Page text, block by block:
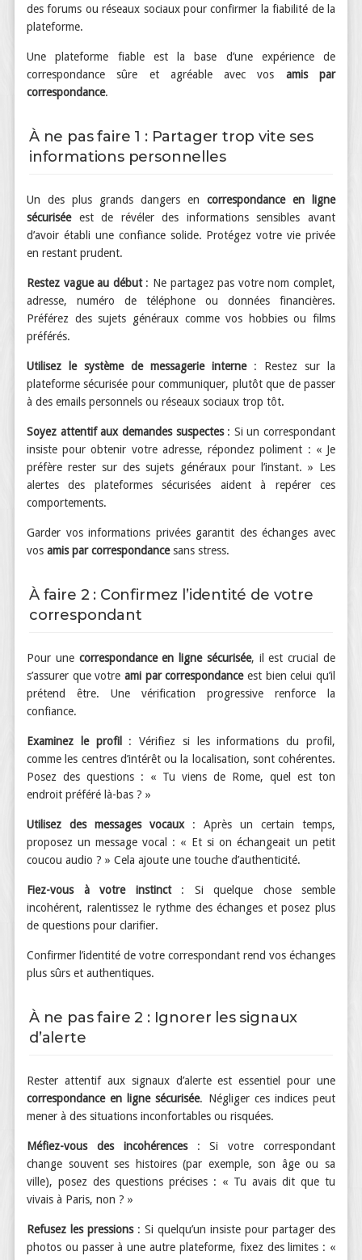
des forums ou réseaux sociaux pour confirmer la fiabilité de la
plateforme.
Une plateforme fiable est la base d’une expérience de
correspondance sûre et agréable avec vos amis par
correspondance.
À ne pas faire 1 : Partager trop vite ses
informations personnelles
Un des plus grands dangers en correspondance en ligne
sécuriséeest de révéler des informations sensibles avant
d’avoir établi une confiance solide. Protégez votre vie privée
en restant prudent.
Restez vague au début: Ne partagez pas votre nom complet,
adresse, numéro de téléphone ou données financières.
Préférez des sujets généraux comme vos hobbies ou films
préférés.
Utilisez le système de messagerie interne: Restez sur la
plateforme sécurisée pour communiquer, plutôt que de passer
à des emails personnels ou réseaux sociaux trop tôt.
Soyez attentif aux demandes suspectes: Si un correspondant
insiste pour obtenir votre adresse, répondez poliment : « Je
préfère rester sur des sujets généraux pour l’instant. » Les
alertes des plateformes sécurisées aident à repérer ces
comportements.
Garder vos informations privées garantit des échanges avec
vos amis par correspondancesans stress.
À faire 2 : Confirmez l’identité de votre
correspondant
Pour une correspondance en ligne sécurisée, il est crucial de
s’assurer que votre ami par correspondanceest bien celui qu’il
prétend être. Une vérification progressive renforce la
confiance.
Examinez le profil
: Vérifiez si les informations du profil,
comme les centres d’intérêt ou la localisation, sont cohérentes.
Posez des questions : « Tu viens de Rome, quel est ton
endroit préféré là-bas ? »
Utilisez des messages vocaux: Après un certain temps,
proposez un message vocal : « Et si on échangeait un petit
coucou audio ? » Cela ajoute une touche d’authenticité.
Fiez-vous à votre instinct: Si quelque chose semble
incohérent, ralentissez le rythme des échanges et posez plus
de questions pour clarifier.
Confirmer l’identité de votre correspondant rend vos échanges
plus sûrs et authentiques.
À ne pas faire 2 : Ignorer les signaux
d’alerte
Rester attentif aux signaux d’alerte est essentiel pour une
correspondance en ligne sécurisée. Négliger ces indices peut
mener à des situations inconfortables ou risquées.
Méfiez-vous des incohérences: Si votre correspondant
change souvent ses histoires (par exemple, son âge ou sa
ville), posez des questions précises : « Tu avais dit que tu
vivais à Paris, non ? »
Refusez les pressions: Si quelqu’un insiste pour partager des
photos ou passer à une autre plateforme, fixez des limites : «